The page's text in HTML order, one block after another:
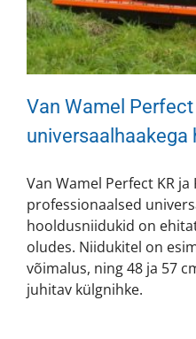
Van Wamel
universaalhaakega
Van Wamel Perfect KR ja
professionaalsed
hooldusniidukid on
oludes. Niidukitel on
võimalus, ning 48 ja 57
juhitav külgnihke.